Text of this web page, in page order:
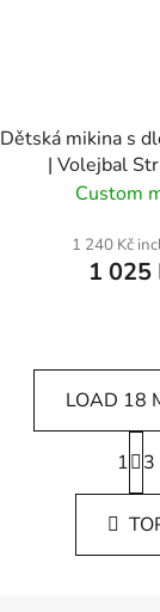
Dětská mikina s
| Volejbal
Custom
1 240 Kč
1 025
L
i
s
t
LOAD 18
P
a
g
n
a
1 3